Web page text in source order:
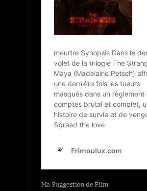
Ma Suggestion de Film